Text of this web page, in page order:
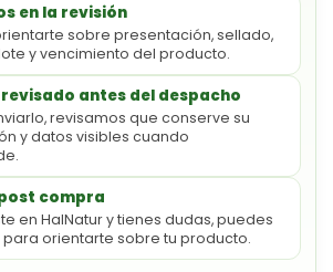
en la revisión
sobre presentación, sellado,
y vencimiento del producto.
antes del despacho
revisamos que conserve su
y datos visibles cuando
compra
en HalNatur y tienes dudas, puedes
orientarte sobre tu producto.